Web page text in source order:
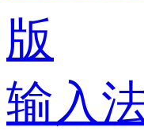
版
输入